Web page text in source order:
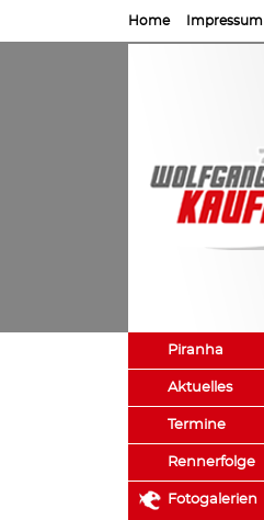
Home Impressum
Piranha
Aktuelles
Termine
Rennerfolge
Fotogalerien